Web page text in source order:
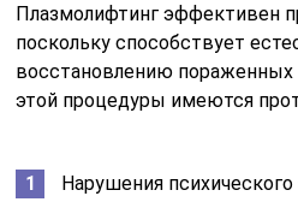
Плазмолифтинг эффективен
поскольку способствует
восстановлению пораженных
этой процедуры имеются
Нарушения психического